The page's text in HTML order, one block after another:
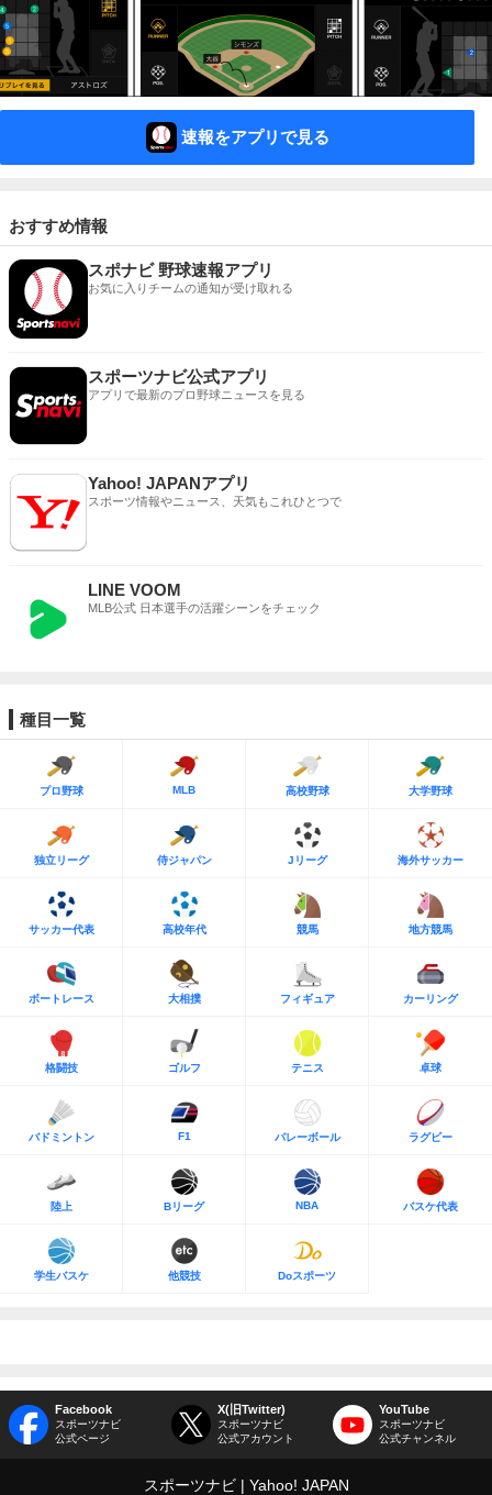
速報をアプリで見る
おすすめ情報
スポナビ 野球速報アプリ
お気に入りチームの通知が受け取れる
スポーツナビ公式アプリ
アプリで最新のプロ野球ニュースを見る
Yahoo! JAPANアプリ
スポーツ情報やニュース、天気もこれひとつで
LINE VOOM
MLB公式 日本選手の活躍シーンをチェック
種目一覧
プロ野球 MLB 高校野球 大学野球
独立リーグ 侍ジャパン Jリーグ 海外サッカー
サッカー代表 高校年代 競馬 地方競馬
ボートレース 大相撲 フィギュア カーリング
格闘技 ゴルフ テニス 卓球
バドミントン F1 バレーボール ラグビー
陸上 Bリーグ NBA バスケ代表
学生バスケ 他競技 Doスポーツ
Facebook
スポーツナビ
公式ページ
X(旧Twitter)
スポーツナビ
公式アカウント
YouTube
スポーツナビ
公式チャンネル
スポーツナビ Yahoo! JAPAN